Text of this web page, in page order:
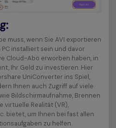
muss, wenn Sie AVI exportieren
PC installiert sein und davor
Cloud-Abo erworben haben, in
Ihr Geld zu investieren. Hier
UniConverter ins Spiel,
Ihnen auch Zugriff auf viele
Bildschirmaufnahme, Brennen
virtuelle Realität (VR),
bietet, um Ihnen bei fast allen
zu helfen.